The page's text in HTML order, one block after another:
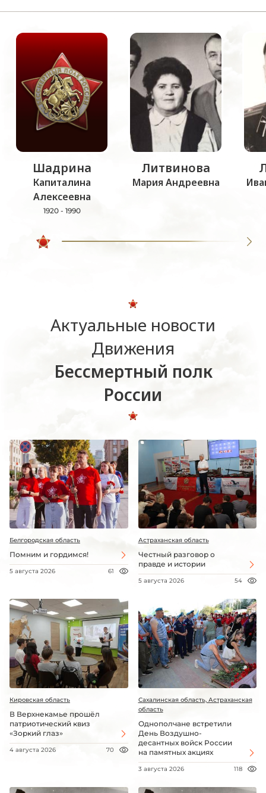
Шадрина
Капиталина
Алексеевна
1920 - 1990
Литвинова
Мария Андреевна
Актуальные новости
Движения
Бессмертный полк
России
Белгородская область
Помним и гордимся!
5 августа 2026 61
Астраханская область
Честный разговор о
правде и истории
5 августа 2026 54
Кировская область
В Верхнекамье прошёл
патриотический квиз
«Зоркий глаз»
4 августа 2026 70
Сахалинская область, Астраханская
область
Однополчане встретили
День Воздушно-
десантных войск России
на памятных акциях
3 августа 2026 118